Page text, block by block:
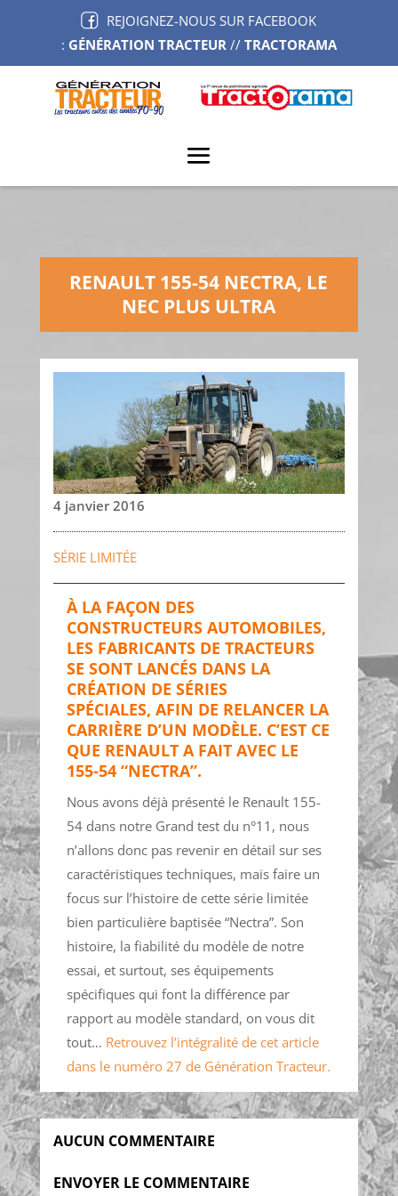
REJOIGNEZ-NOUS SUR FACEBOOK
: GÉNÉRATION TRACTEUR// TRACTORAMA
RENAULT 155-54 NECTRA, LE
NEC PLUS ULTRA
4 janvier 2016
SÉRIE LIMITÉE
À LA FAÇON DES
CONSTRUCTEURS AUTOMOBILES,
LES FABRICANTS DE TRACTEURS
SE SONT LANCÉS DANS LA
CRÉATION DE SÉRIES
SPÉCIALES, AFIN DE RELANCER LA
CARRIÈRE D’UN MODÈLE. C’EST CE
QUE RENAULT A FAIT AVEC LE
155-54 “NECTRA”.
Nous avons déjà présenté le Renault 155-
54 dans notre Grand test du n°11, nous
n’allons donc pas revenir en détail sur ses
caractéristiques techniques, mais faire un
focus sur l’histoire de cette série limitée
bien particulière baptisée “Nectra”. Son
histoire, la fiabilité du modèle de notre
essai, et surtout, ses équipements
spécifiques qui font la différence par
rapport au modèle standard, on vous dit
tout… Retrouvez l’intégralité de cet article
dans le numéro 27 de Génération Tracteur.
AUCUN COMMENTAIRE
ENVOYER LE COMMENTAIRE